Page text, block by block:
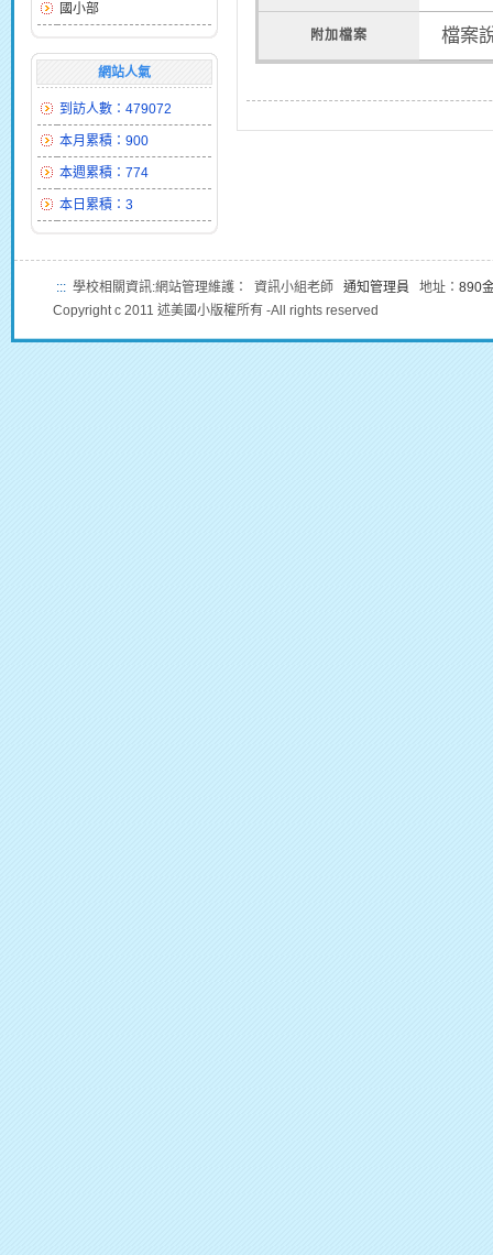
國小部
網站人氣
到訪人數：479072
本月累積：900
本週累積：774
本日累積：3
附加檔案 檔案
::: 學校相關資訊:網站管理維護： 資訊小組老師 通知管理員 地址： 890
Copyright c 2011 述美國小版權所有 -All rights reserved